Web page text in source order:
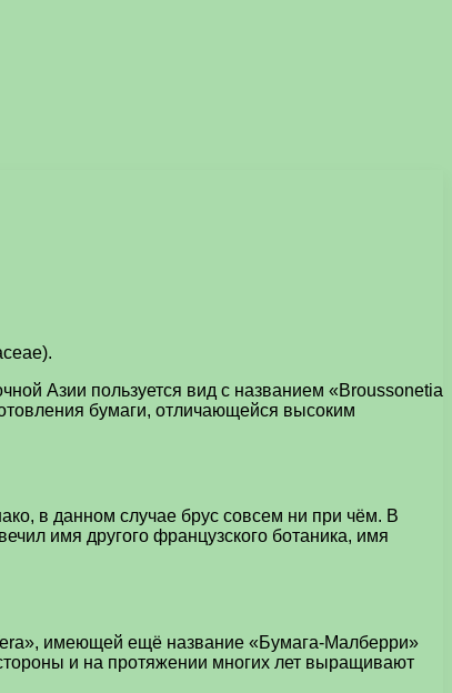
Азии пользуется вид с названием «Broussonetia
бумаги, отличающейся высоким
в данном случае брус совсем ни при чём. В
имя другого французского ботаника, имя
имеющей ещё название «Бумага-Малберри»
и на протяжении многих лет выращивают